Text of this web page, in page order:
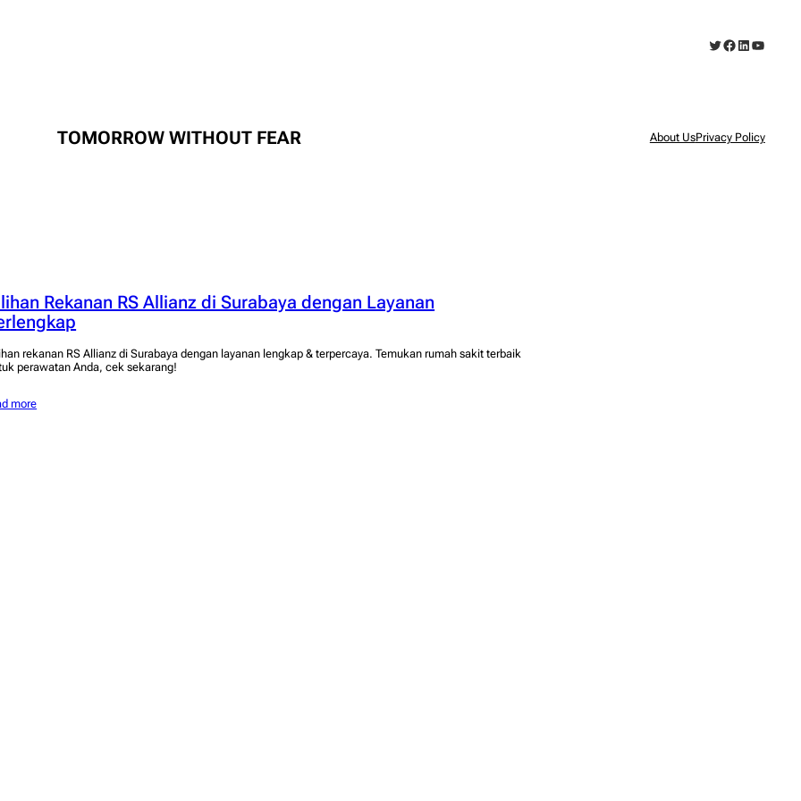
Twitter
Facebook
LinkedIn
TOMORROW WITHOUT FEAR About UsPrivacy Policy
Rekanan RS Allianz di Surabaya dengan Layanan
rekanan RS Allianz di Surabaya dengan layanan lengkap & terpercaya. Temukan rumah sakit terbaik
perawatan Anda, cek sekarang!
more